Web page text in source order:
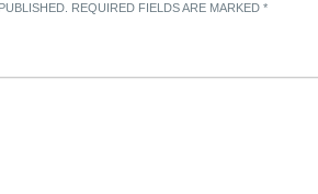
REQUIRED FIELDS ARE MARKED *